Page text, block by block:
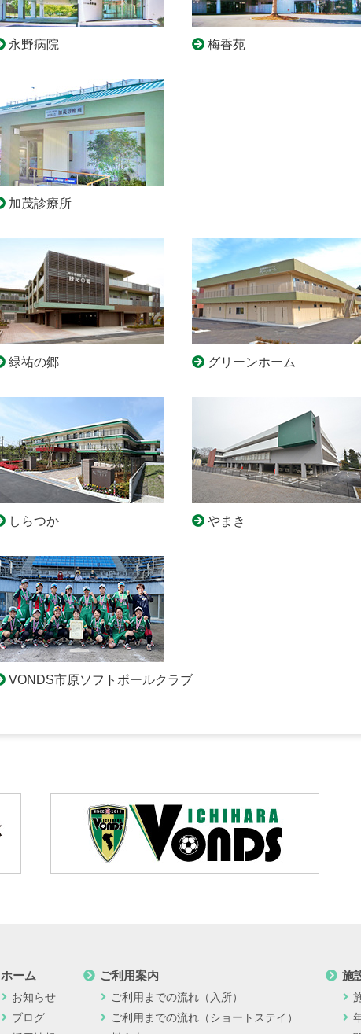
永野病院 梅香苑
加茂診療所
緑祐の郷 グリーンホーム
しらつか やまき
VONDS市原ソフトボールクラブ
ホーム
お知らせ
ブログ
ご利用案内
ご利用までの流れ（入所）
ご利用までの流れ（ショートステイ）
施